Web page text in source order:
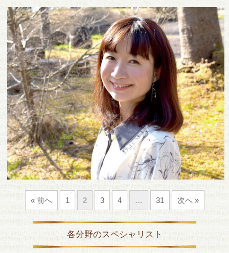
« 前へ 1 2 3 4 … 31 次へ »
各分野のスペシャリスト